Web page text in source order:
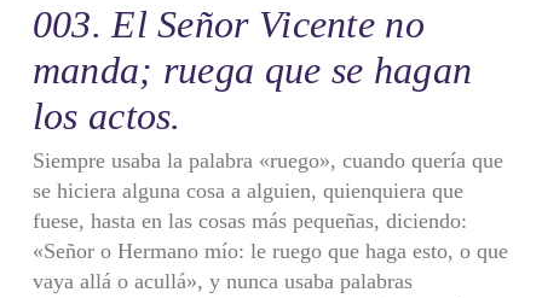
003. El Señor Vicente no
manda; ruega que se hagan
los actos.
Siempre usaba la palabra «ruego», cuando quería que
se hiciera alguna cosa a alguien, quienquiera que
fuese, hasta en las cosas más pequeñas, diciendo:
«Señor o Hermano mío: le ruego que haga esto, o que
vaya allá o acullá», y nunca usaba palabras